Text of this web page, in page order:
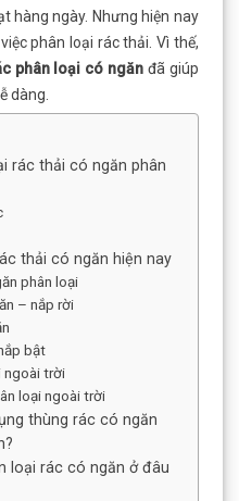
hàng ngày. Nhưng hiện nay
phân loại rác thải. Vì thế,
phân loại có ngănđã giúp
dàng.
rác thải có ngăn phân
thải có ngăn hiện nay
phân loại
– nắp rời
bật
ngoài trời
loại ngoài trời
thùng rác có ngăn
loại rác có ngăn ở đâu